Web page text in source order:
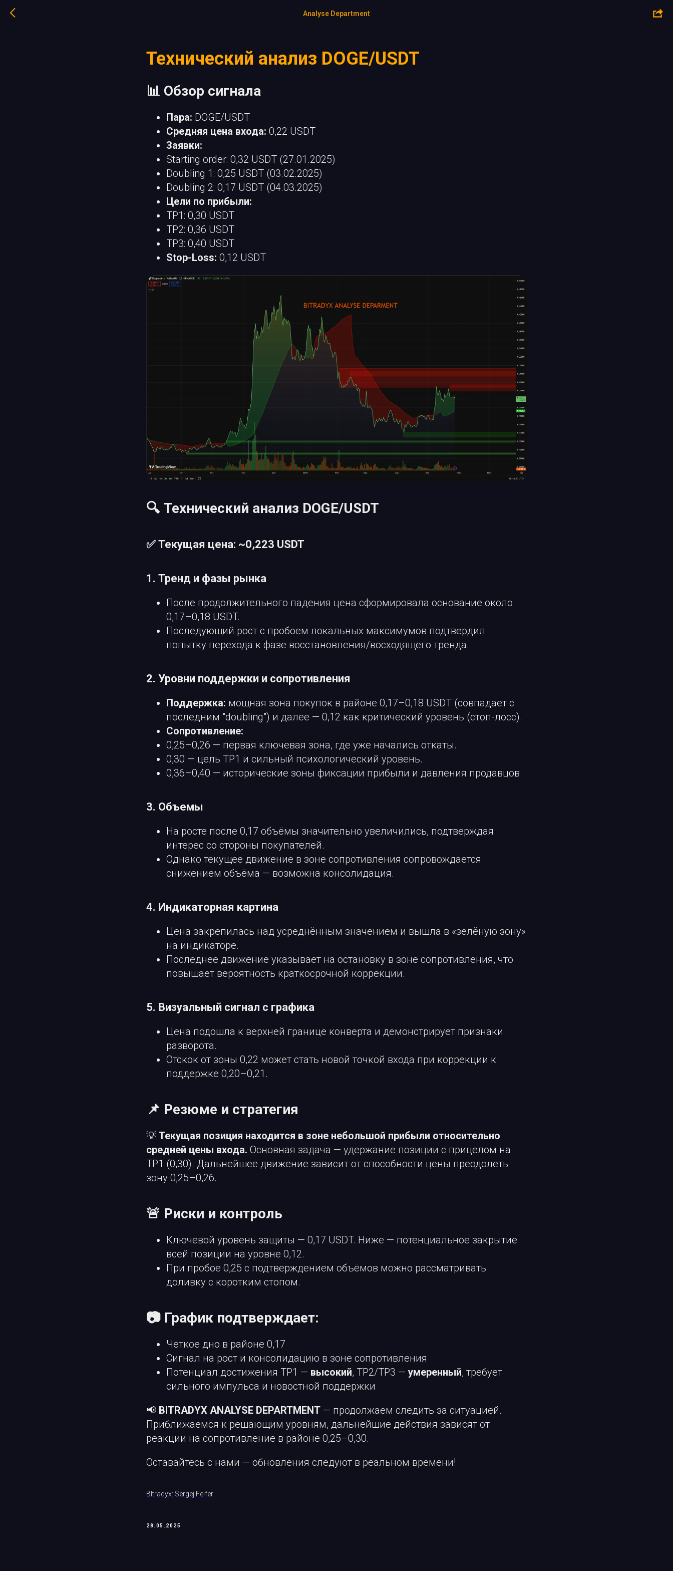
Analyse Department
Технический анализ DOGE/USDT
📊 Обзор сигнала
Пара: DOGE/USDT
Средняя цена входа: 0,22 USDT
Заявки:
Starting order: 0,32 USDT (27.01.2025)
Doubling 1: 0,25 USDT (03.02.2025)
Doubling 2: 0,17 USDT (04.03.2025)
Цели по прибыли:
TP1: 0,30 USDT
TP2: 0,36 USDT
TP3: 0,40 USDT
Stop-Loss: 0,12 USDT
🔍 Технический анализ DOGE/USDT
✅ Текущая цена: ~0,223 USDT
1. Тренд и фазы рынка
После продолжительного падения цена сформировала основание около
0,17–0,18 USDT.
Последующий рост с пробоем локальных максимумов подтвердил
попытку перехода к фазе восстановления/восходящего тренда.
2. Уровни поддержки и сопротивления
Поддержка: мощная зона покупок в районе 0,17–0,18 USDT (совпадает с
последним "doubling") и далее — 0,12 как критический уровень (стоп-лосс).
Сопротивление:
0,25–0,26 — первая ключевая зона, где уже начались откаты.
0,30 — цель TP1 и сильный психологический уровень.
0,36–0,40 — исторические зоны фиксации прибыли и давления продавцов.
3. Объемы
На росте после 0,17 объёмы значительно увеличились, подтверждая
интерес со стороны покупателей.
Однако текущее движение в зоне сопротивления сопровождается
снижением объёма — возможна консолидация.
4. Индикаторная картина
Цена закрепилась над усреднённым значением и вышла в «зелёную зону»
на индикаторе.
Последнее движение указывает на остановку в зоне сопротивления, что
повышает вероятность краткосрочной коррекции.
5. Визуальный сигнал с графика
Цена подошла к верхней границе конверта и демонстрирует признаки
разворота.
Отскок от зоны 0,22 может стать новой точкой входа при коррекции к
поддержке 0,20–0,21.
📌 Резюме и стратегия
💡 Текущая позиция находится в зоне небольшой прибыли относительно
средней цены входа. Основная задача — удержание позиции с прицелом на
TP1 (0,30). Дальнейшее движение зависит от способности цены преодолеть
зону 0,25–0,26.
🚨 Риски и контроль
Ключевой уровень защиты — 0,17 USDT. Ниже — потенциальное закрытие
всей позиции на уровне 0,12.
При пробое 0,25 с подтверждением объёмов можно рассматривать
доливку с коротким стопом.
📷 График подтверждает:
Чёткое дно в районе 0,17
Сигнал на рост и консолидацию в зоне сопротивления
Потенциал достижения TP1 — высокий, TP2/TP3 — умеренный, требует
сильного импульса и новостной поддержки
📢 BITRADYX ANALYSE DEPARTMENT — продолжаем следить за ситуацией.
Приближаемся к решающим уровням, дальнейшие действия зависят от
реакции на сопротивление в районе 0,25–0,30.
Оставайтесь с нами — обновления следуют в реальном времени!
BItradyx: Sergej Feifer
28.05.2025